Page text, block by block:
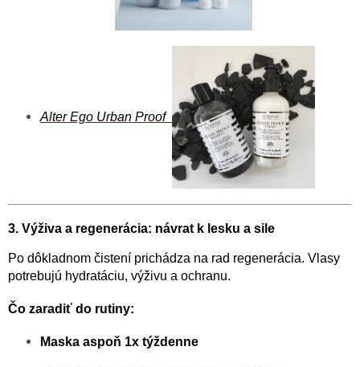
Alter Ego Urban Proof
3. Výživa a regenerácia: návrat k lesku a sile
Po dôkladnom čistení prichádza na rad regenerácia. Vlasy
potrebujú hydratáciu, výživu a ochranu.
Čo zaradiť do rutiny:
Maska aspoň 1x týždenne